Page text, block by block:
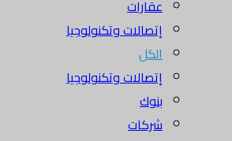
عقارات
إتصالات وتكنولوجيا
الكل
إتصالات وتكنولوجيا
بنوك
شركات